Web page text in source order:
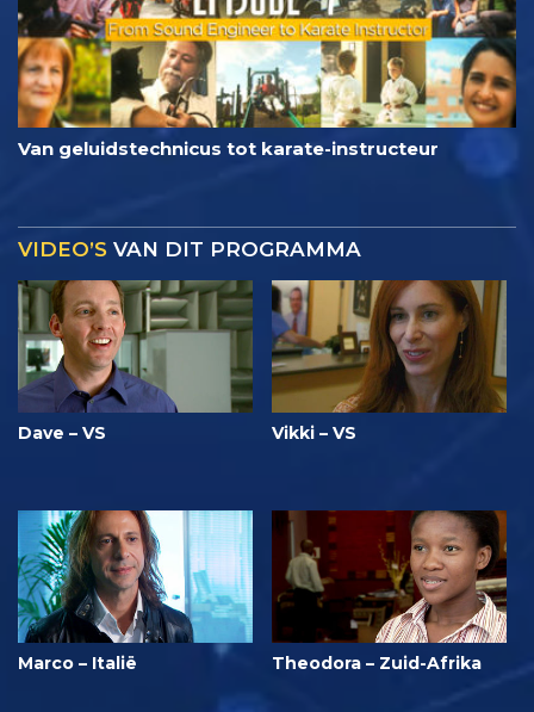
Van geluidstechnicus tot karate-instructeur
VIDEO’S VAN DIT PROGRAMMA
Dave – VS Vikki – VS
Marco – Italië Theodora – Zuid-Afrika